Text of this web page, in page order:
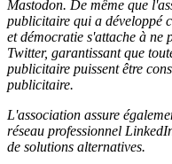
Mastodon. De même que
publicitaire qui a développé
et démocratie s'attache à ne
Twitter, garantissant que
publicitaire puissent être
publicitaire.
L'association assure
réseau professionnel
de solutions alternatives.